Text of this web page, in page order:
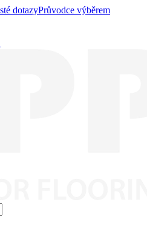
dotazyPrůvodce výběrem